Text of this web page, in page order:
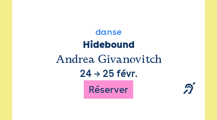
danse
Hidebound
Andrea Givanovitch
24→ 25 févr.
Réserver